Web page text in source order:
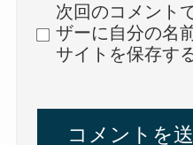
次回のコメント
ザーに自分の名
サイトを保存する